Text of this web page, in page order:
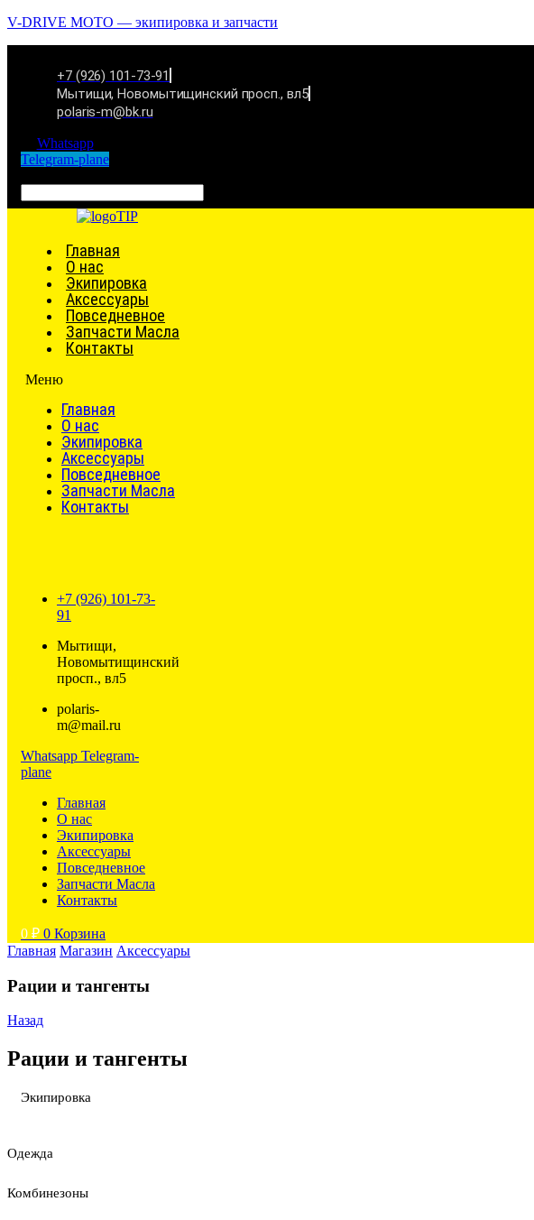
V-DRIVE MOTO — экипировка и запчасти
+7 (926) 101-73-91
Мытищи, Новомытищинский просп., вл5
polaris-m@bk.ru
Whatsapp
Telegram-plane
Главная
О нас
Экипировка
Аксессуары
Повседневное
Запчасти Масла
Контакты
Меню
Главная
О нас
Экипировка
Аксессуары
Повседневное
Запчасти Масла
Контакты
+7 (926) 101-73-
91
Мытищи,
Новомытищинский
просп., вл5
polaris-
m@mail.ru
Whatsapp Telegram-
plane
Главная
О нас
Экипировка
Аксессуары
Повседневное
Запчасти Масла
Контакты
0 ₽ 0 Корзина
Главная Магазин Аксессуары
Рации и тангенты
Назад
Рации и тангенты
Экипировка
Одежда
Комбинезоны